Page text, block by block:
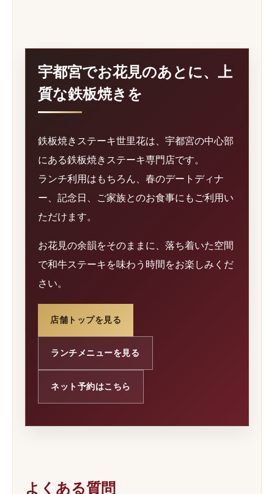
宇都宮でお花見のあとに、上
質な鉄板焼きを
鉄板焼きステーキ世里花は、宇都宮の中心部
にある鉄板焼きステーキ専門店です。
ランチ利用はもちろん、春のデートディナ
ー、記念日、ご家族とのお食事にもご利用い
ただけます。
お花見の余韻をそのままに、落ち着いた空間
で和牛ステーキを味わう時間をお楽しみくだ
さい。
店舗トップを見る
ランチメニューを見る
ネット予約はこちら
よくある質問